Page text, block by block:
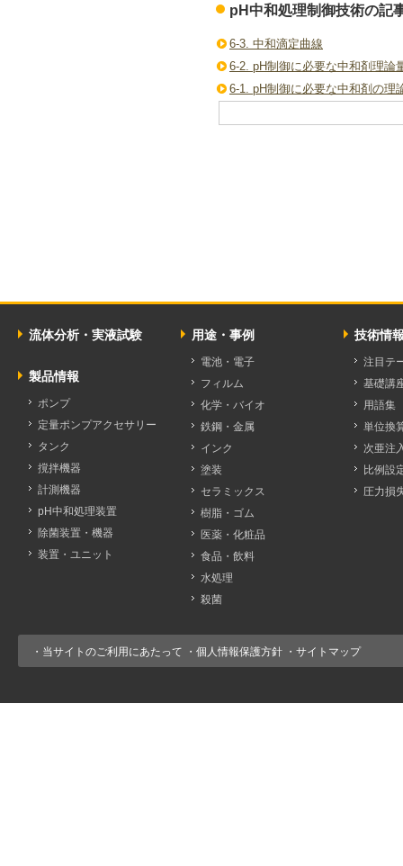
pH中和処理制御技術の記
6-3. 中和滴定曲線
6-2. pH制御に必要な中和剤理論
6-1. pH制御に必要な中和剤の理
流体分析・実液試験
製品情報
ポンプ
定量ポンプアクセサリー
タンク
撹拌機器
計測機器
pH中和処理装置
除菌装置・機器
装置・ユニット
用途・事例
電池・電子
フィルム
化学・バイオ
鉄鋼・金属
インク
塗装
セラミックス
樹脂・ゴム
医薬・化粧品
食品・飲料
水処理
殺菌
技術情
注目テ
基礎講
用語集
単位換
次亜注
比例設
圧力損
・ 当サイトのご利用にあたって ・ 個人情報保護方針 ・ サイトマップ